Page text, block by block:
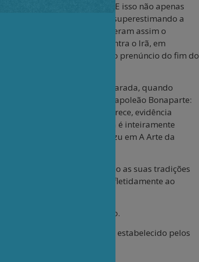
com os Estado Unidos. E isso não apenas
do adversário. Os EUA, superestimando a
a China e o Irã. Promoveram assim o
três frentes. A guerra contra o Irã, em
poderá ser vista como o prenúncio do fim do
taticamente. Joga parada, quando
a máxima atribuída a Napoleão Bonaparte:
Não existe, ao que parece, evidência
máxima ocidental apócrifa é inteiramente
notadamente por Sun Tzu em A Arte da
preserva ao mesmo tempo as suas tradições
Tung. Não se apega irrefletidamente ao
continuar sem interrupção.
Banco de Desenvolvimento, estabelecido pelos